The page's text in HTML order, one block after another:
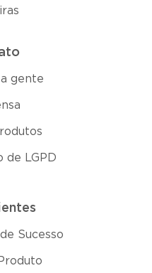
gente
de LGPD
Sucesso